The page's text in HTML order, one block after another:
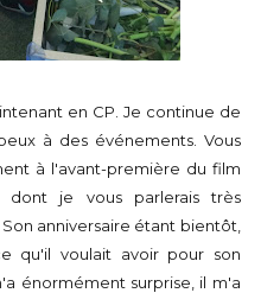
en CP. Je continue de
à des événements. Vous
à l'avant-première du film
dont je vous parlerais très
anniversaire étant bientôt,
qu'il voulait avoir pour son
énormément surprise, il m'a